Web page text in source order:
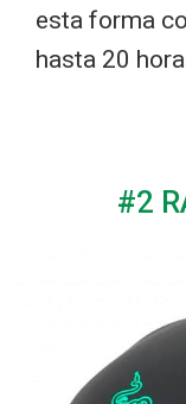
esta forma
hasta 20
#2